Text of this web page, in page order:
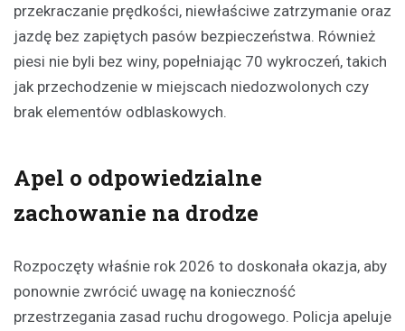
przekraczanie prędkości, niewłaściwe zatrzymanie oraz
jazdę bez zapiętych pasów bezpieczeństwa. Również
piesi nie byli bez winy, popełniając 70 wykroczeń, takich
jak przechodzenie w miejscach niedozwolonych czy
brak elementów odblaskowych.
Apel o odpowiedzialne
zachowanie na drodze
Rozpoczęty właśnie rok 2026 to doskonała okazja, aby
ponownie zwrócić uwagę na konieczność
przestrzegania zasad ruchu drogowego. Policja apeluje